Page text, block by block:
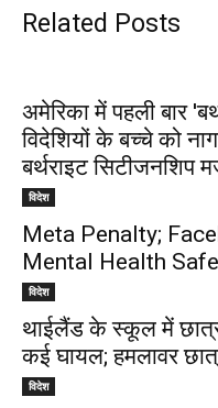
Related Posts
अमेरिका में पहली बार
विदेशियों के बच्चे को
बर्थराइट सिटीजनशिप
विदेश
Meta Penalty;
Mental Health
विदेश
थाईलैंड के स्कूल में छात्र
कई घायल; हमलावर
विदेश